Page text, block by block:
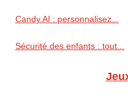
Candy.AI : personnalisez...
Sécurité des enfants : tout...